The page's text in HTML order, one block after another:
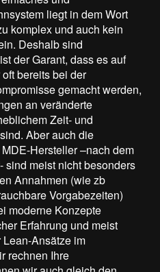
liegt in dem Wort
komplex und auch kein
Deshalb sind
der Garant, dass es auf
bereits bei der
gemacht werden,
an veränderte
Zeit- und
Aber auch die
Hersteller –nach dem
sind meist nicht besonders
Annahmen (wie zb
Vorgabezeiten)
moderne Konzepte
Erfahrung und meist
Ansätze im
rechnen Ihre